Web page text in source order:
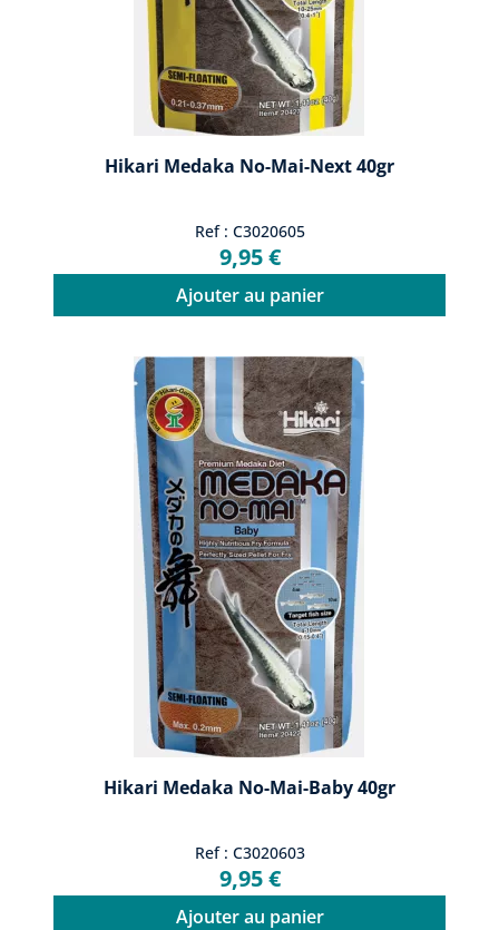
Hikari Medaka No-Mai-Next 40gr
Ref : C3020605
9,95 €
Ajouter au panier
Hikari Medaka No-Mai-Baby 40gr
Ref : C3020603
9,95 €
Ajouter au panier